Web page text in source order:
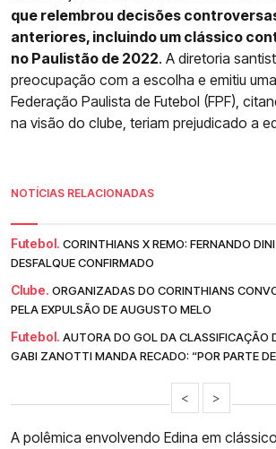
que relembrou decisões
anteriores, incluindo um clássico
no Paulistão de 2022. A diretoria
preocupação com a escolha e emitiu
Federação Paulista de Futebol (FPF),
na visão do clube, teriam prejudicado a
NOTÍCIAS RELACIONADAS
Futebol. CORINTHIANS X REMO: FERNANDO
DESFALQUE CONFIRMADO
Clube. ORGANIZADAS DO CORINTHIANS
PELA EXPULSÃO DE AUGUSTO MELO
Futebol. AUTORA DO GOL DA CLASSIFICAÇÃO
GABI ZANOTTI MANDA RECADO: “POR PARTE
< >
A polêmica envolvendo Edina em